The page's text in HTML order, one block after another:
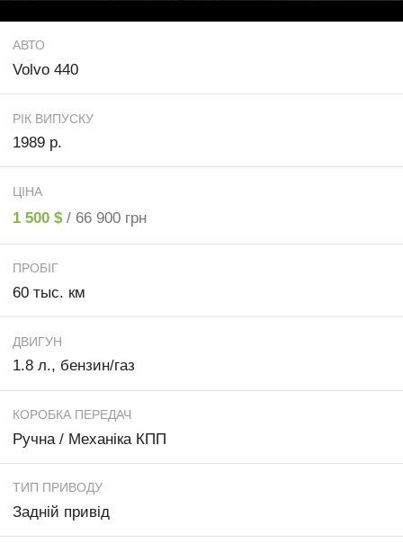
АВТО
Volvo 440
РІК ВИПУСКУ
1989 р.
ЦІНА
1 500 $ / 66 900 грн
ПРОБІГ
60 тыс. км
ДВИГУН
1.8 л., бензин/газ
КОРОБКА ПЕРЕДАЧ
Ручна / Механіка КПП
ТИП ПРИВОДУ
Задній привід